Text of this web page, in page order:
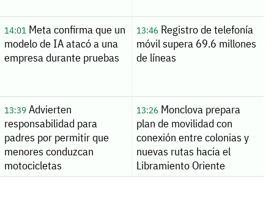
14:01Meta confirma que un
modelo de IA atacó a una
empresa durante pruebas
13:46Registro de telefonía
móvil supera 69.6 millones
de líneas
13:39Advierten
responsabilidad para
padres por permitir que
menores conduzcan
motocicletas
13:26Monclova prepara
plan de movilidad con
conexión entre colonias y
nuevas rutas hacia el
Libramiento Oriente